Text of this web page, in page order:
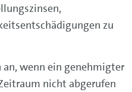
zu
wenn ein genehmigter
nicht abgerufen